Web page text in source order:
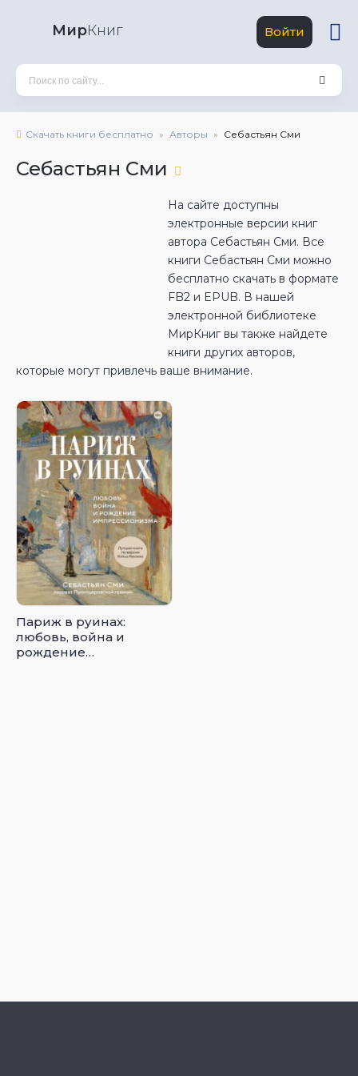
МирКниг Войти
Скачать книги бесплатно Авторы Себастьян Сми
Себастьян Сми
На сайте доступны
электронные версии книг
автора Себастьян Сми. Все
книги Себастьян Сми можно
бесплатно скачать в формате
FB2 и EPUB. В нашей
электронной библиотеке
МирКниг вы также найдете
книги других авторов,
которые могут привлечь ваше внимание.
Париж в руинах:
любовь, война и
рождение